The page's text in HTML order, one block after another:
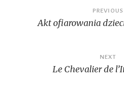
navigation
PREVIOUS
Akt ofiarowania
NEXT
Le Chevalier de